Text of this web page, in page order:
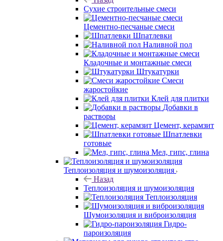
Сухие строительные смеси
Цементно-песчаные смеси
Шпатлевки
Наливной пол
Кладочные и монтажные смеси
Штукатурки
Смеси
жаростойкие
Клей для плитки
Добавки в
растворы
Цемент, керамзит
Шпатлевки
готовые
Мел, гипс, глина
Теплоизоляция и шумоизоляция
Назад
Теплоизоляция и шумоизоляция
Теплоизоляция
Шумоизоляция и виброизоляция
Гидро-
пароизоляция